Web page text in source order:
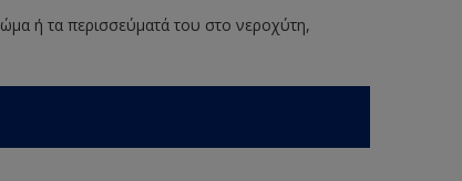
ή τα περισσεύματά του στο νεροχύτη,